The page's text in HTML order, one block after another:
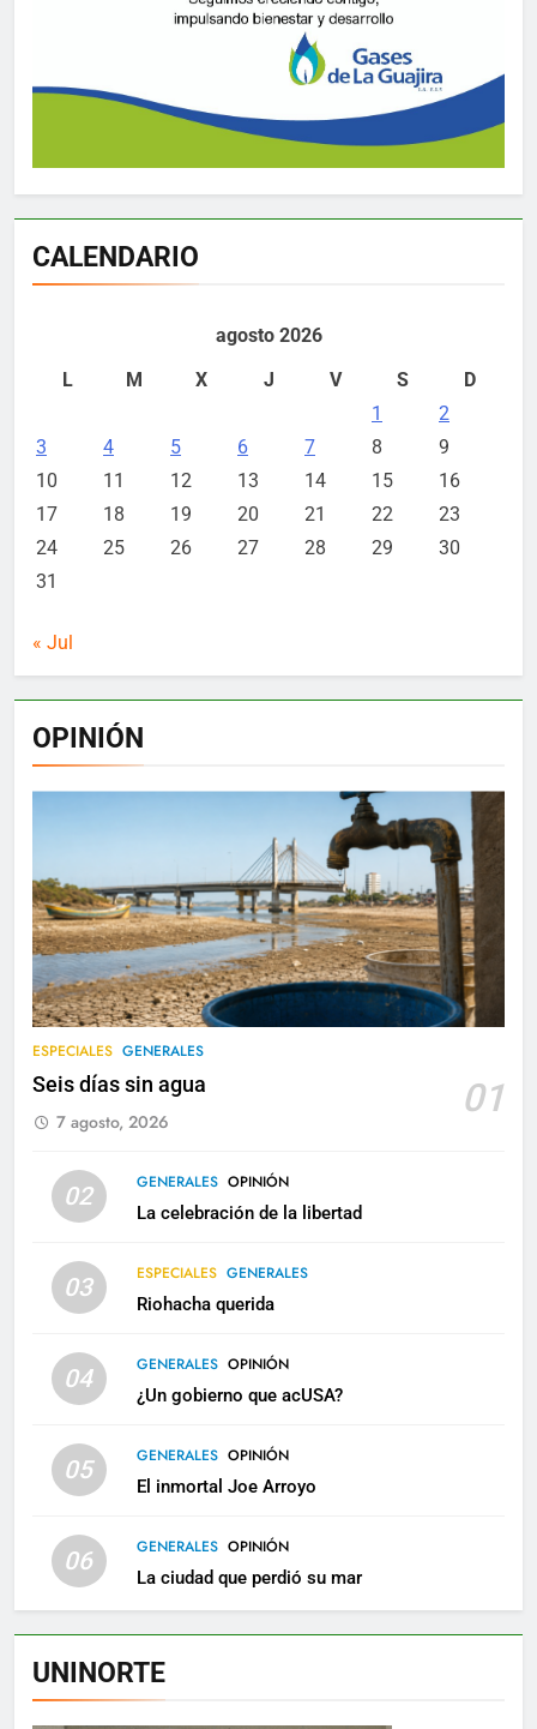
CALENDARIO
agosto 2026
L
M X J V S
D
1
2
3
4 5 6 7 8
9
10
11 12 13 14 15
16
17
18 19 20 21 22
23
24
25 26 27 28 29
30
31
« Jul
OPINIÓN
ESPECIALES GENERALES
Seis días sin agua 01
7 agosto, 2026
02 GENERALES OPINIÓN
La celebración de la libertad
03 ESPECIALES GENERALES
Riohacha querida
04 GENERALES OPINIÓN
¿Un gobierno que acUSA?
05 GENERALES OPINIÓN
El inmortal Joe Arroyo
06 GENERALES OPINIÓN
La ciudad que perdió su mar
UNINORTE